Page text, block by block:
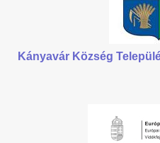
Kányavár Község